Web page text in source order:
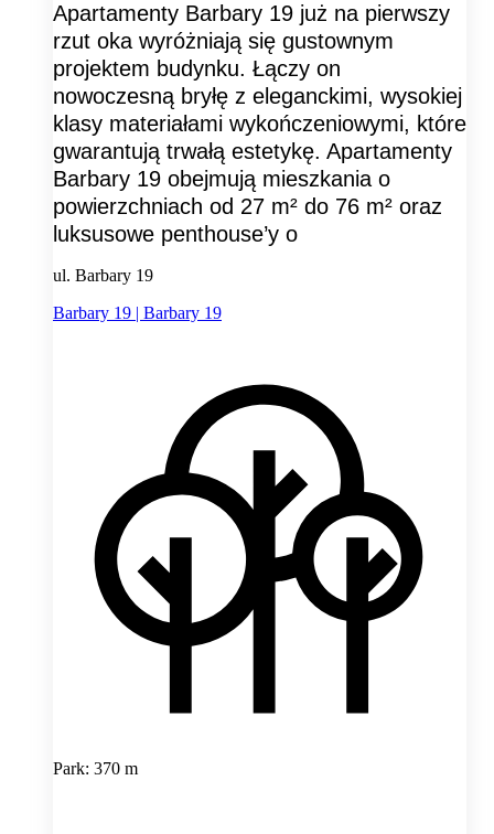
Apartamenty Barbary 19 już na pierwszy
rzut oka wyróżniają się gustownym
projektem budynku. Łączy on
nowoczesną bryłę z eleganckimi, wysokiej
klasy materiałami wykończeniowymi, które
gwarantują trwałą estetykę. Apartamenty
Barbary 19 obejmują mieszkania o
powierzchniach od 27 m² do 76 m² oraz
luksusowe penthouse’y o
ul. Barbary 19
Barbary 19 | Barbary 19
Park: 370 m